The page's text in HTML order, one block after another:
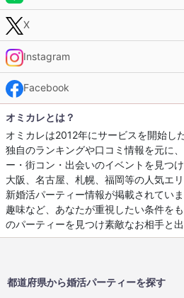
X
Instagram
Facebook
オミカレとは？
オミカレは2012年にサービスを開始し
独自のランキングや口コミ情報を元に
ー・街コン・出会いのイベントを見つ
大阪、名古屋、札幌、福岡等の人気エ
新婚活パーティー情報が掲載されてい
趣味など、あなたが重視したい条件を
のパーティーを見つけ素敵なお相手と出
都道府県から婚活パーティーを探す